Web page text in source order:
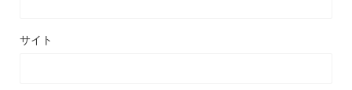
サイト